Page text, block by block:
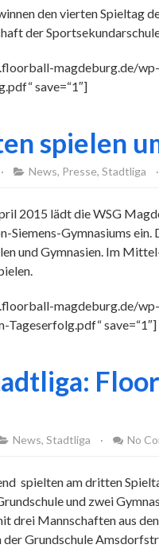
den vierten Spieltag
der
magdeburg.de/
save=“1″]
spielen
· News, Presse, Stadtliga ·
2015 lädt dieWSG
Siemens-Gymnasiums
und Gymnasien. Im
magdeburg.de/
Tageserfolg.pdf“ save=“1″]
News, Stadtliga · No
spielten am dritten
und zwei
drei Mannschaften aus
Grundschule